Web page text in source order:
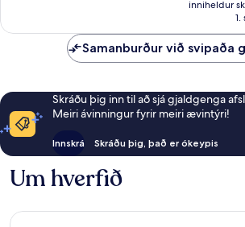
inniheldur
Samanburður við svipaða
Skráðu þig inn til að sjá gjaldgenga
Meiri ávinningur fyrir meiri ævintýri!
Innskrá Skráðu þig, það er ókeypis
Um hverfið